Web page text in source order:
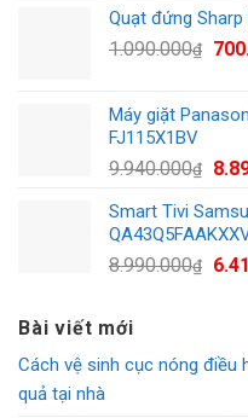
Quạt đứng Sharp
1.090.000₫
Giá
Máy giặt
FJ115X1BV
9.940.000₫
Giá
là:
Smart Tivi
8.990.000₫
Giá
Bài viết mới
Cách vệ sinh cục nóng điều
quả tại nhà